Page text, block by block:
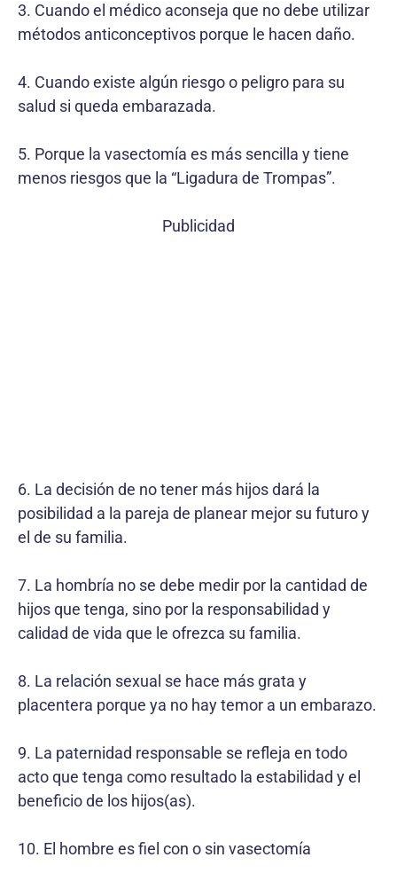
3. Cuando el médico aconseja que no debe utilizar
métodos anticonceptivos porque le hacen daño.
4. Cuando existe algún riesgo o peligro para su
salud si queda embarazada.
5. Porque la vasectomía es más sencilla y tiene
menos riesgos que la “Ligadura de Trompas”.
Publicidad
6. La decisión de no tener más hijos dará la
posibilidad a la pareja de planear mejor su futuro y
el de su familia.
7. La hombría no se debe medir por la cantidad de
hijos que tenga, sino por la responsabilidad y
calidad de vida que le ofrezca su familia.
8. La relación sexual se hace más grata y
placentera porque ya no hay temor a un embarazo.
9. La paternidad responsable se refleja en todo
acto que tenga como resultado la estabilidad y el
beneficio de los hijos(as).
10. El hombre es fiel con o sin vasectomía